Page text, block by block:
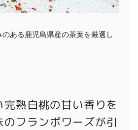
ある鹿児島県産の茶葉を厳選し
熟白桃の甘い香りを
フランボワーズが引